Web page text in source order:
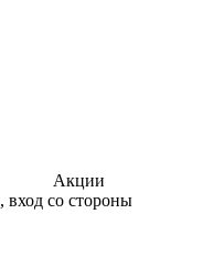
Акции
вход со стороны